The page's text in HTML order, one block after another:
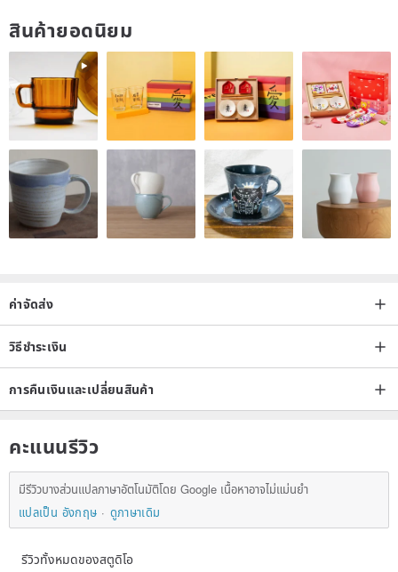
_________________________TEXTPAPER
OPTIONS_________________________
HALF-YEAR PLANNER
Personal Pages
- Self-discovery is an ongoing process.
Inspiration Boards, Priorities, Values and Goals
Habit Tracker- Build habits that will stay with you.
สินค้ายอดนิยม
ค่าจัดส่ง
วิธีชำระเงิน
การคืนเงินและเปลี่ยนสินค้า
คะแนนรีวิว
มีรีวิวบางส่วนแปลภาษาอัตโนมัติโดย Google เนื้อหาอาจไม่แม่นยำ
แปลเป็น อังกฤษ
ดูภาษาเดิม
รีวิวทั้งหมดของสตูดิโอ